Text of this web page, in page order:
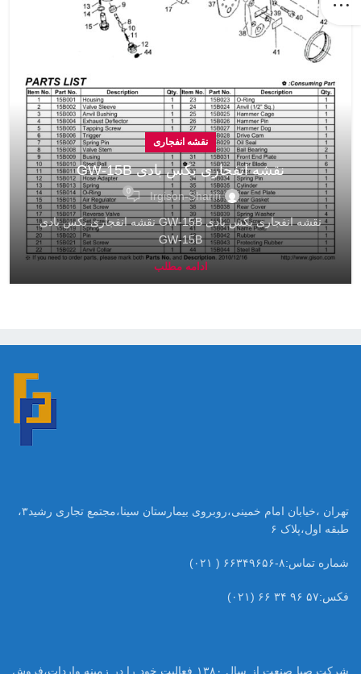
نقشه انفجاری
نقشه انفجاری بکس بادی GW-15B
Irgison-Sharifi
0
نقشه انفجاری بکس بادی GW-15B نقشه انفجاری بکس بادی
GW-15B
ادامه مطلب
تهران ،خیابان امام خمینی،روبروی بیمارستان سینا،مجتمع تجاری رشید۳،
طبقه اول،پلاک ۶
شماره تماس:۸-۶۶۳۴۹۶۵۶ ( ۰۲۱)
فکس:۵۷ ۹۶ ۳۴ ۶۶ (۰۲۱)
شرکت صبا صنعت از سال ۱۳۸۰ فعالیت خود را در زمینه واردات،فروش